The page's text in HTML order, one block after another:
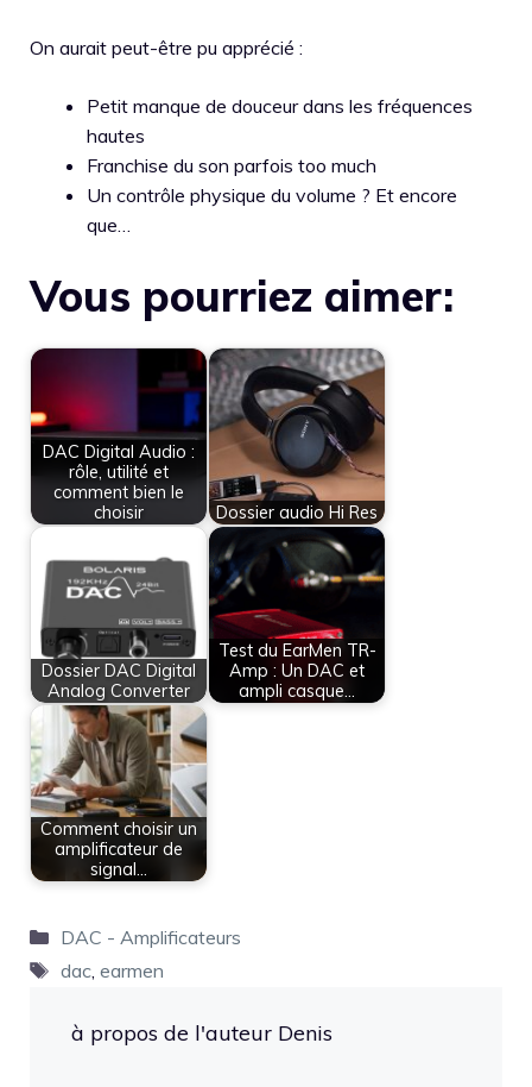
On aurait peut-être pu apprécié :
Petit manque de douceur dans les fréquences
hautes
Franchise du son parfois too much
Un contrôle physique du volume ? Et encore
que…
Vous pourriez aimer:
DAC Digital Audio :
rôle, utilité et
comment bien le
choisir
Dossier audio Hi Res
Dossier DAC Digital
Analog Converter
Test du EarMen TR-
Amp : Un DAC et
ampli casque…
Comment choisir un
amplificateur de
signal…
Catégories
DAC - Amplificateurs
Étiquettes
dac, earmen
à propos de l'auteur Denis